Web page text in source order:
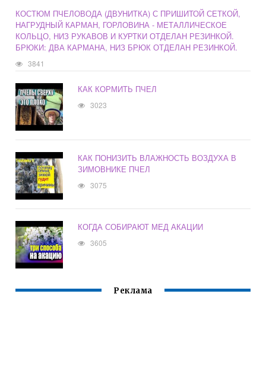
КОСТЮМ ПЧЕЛОВОДА (ДВУНИТКА) С ПРИШИТОЙ СЕТКОЙ,
НАГРУДНЫЙ КАРМАН, ГОРЛОВИНА - МЕТАЛЛИЧЕСКОЕ
КОЛЬЦО, НИЗ РУКАВОВ И КУРТКИ ОТДЕЛАН РЕЗИНКОЙ.
БРЮКИ: ДВА КАРМАНА, НИЗ БРЮК ОТДЕЛАН РЕЗИНКОЙ.
3841
КАК КОРМИТЬ ПЧЕЛ
3023
КАК ПОНИЗИТЬ ВЛАЖНОСТЬ ВОЗДУХА В
ЗИМОВНИКЕ ПЧЕЛ
3075
КОГДА СОБИРАЮТ МЕД АКАЦИИ
3605
Реклама